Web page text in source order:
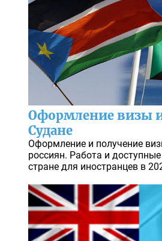
Оформление визы и
Судане
Оформление и получение
россиян. Работа и
стране для иностранцев в